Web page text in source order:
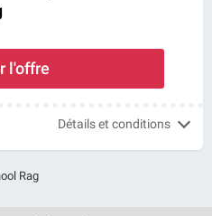
l'offre
Détails et conditions
Rag